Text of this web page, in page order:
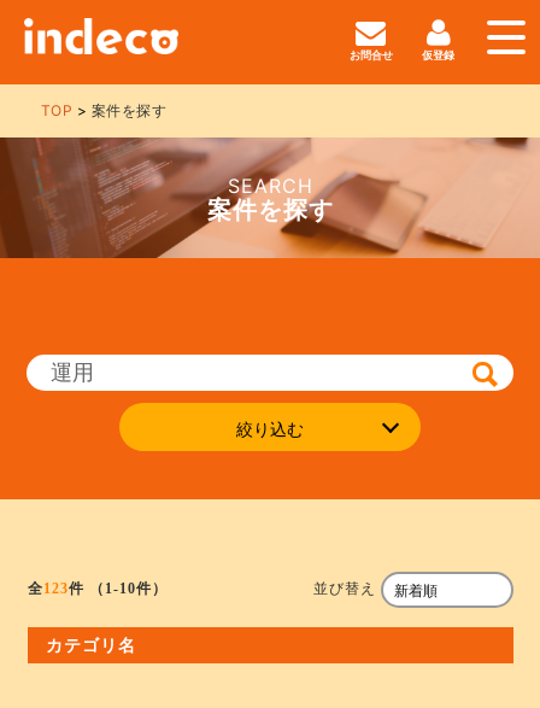
お問合せ 仮登録
TOP 案件を探す
SEARCH
案件を探す
絞り込む
全123件 （1-10件） 並び替え
カテゴリ名